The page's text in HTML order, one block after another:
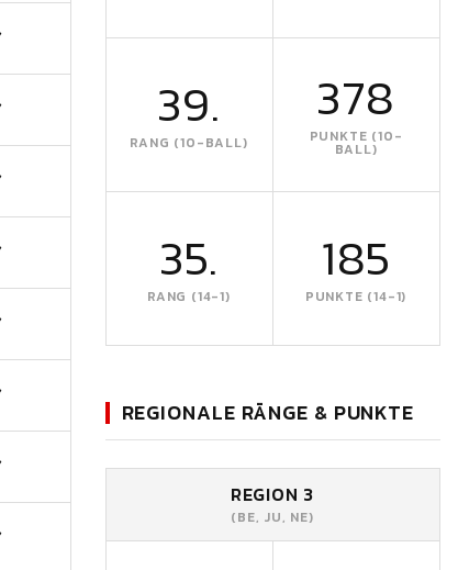
39.
RANG (10-BALL)
378
PUNKTE (10-
BALL)
35.
RANG (14-1)
185
PUNKTE (14-1)
REGIONALE RÄNGE & PUNKTE
REGION 3
(BE, JU, NE)